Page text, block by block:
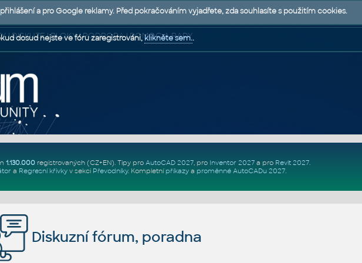
| DISKUZE | BLOKY | PODPORA | POMOC A RADY
1.130.000registrovaných (CZ+EN). Tipy pro AutoCAD 2027, pro Inventor 2027a pro Revit 2027.
a Regresní křivkyv sekci Převodníky. Kompletní příkazya proměnné AutoCADu 2027.
Diskuzní fórum, poradna
a pro Google reklamy. Před pokračováním vyjadřete, zda souhlasíte s použitím cookies.
dosud nejste ve fóru zaregistrováni,klikněte sem..